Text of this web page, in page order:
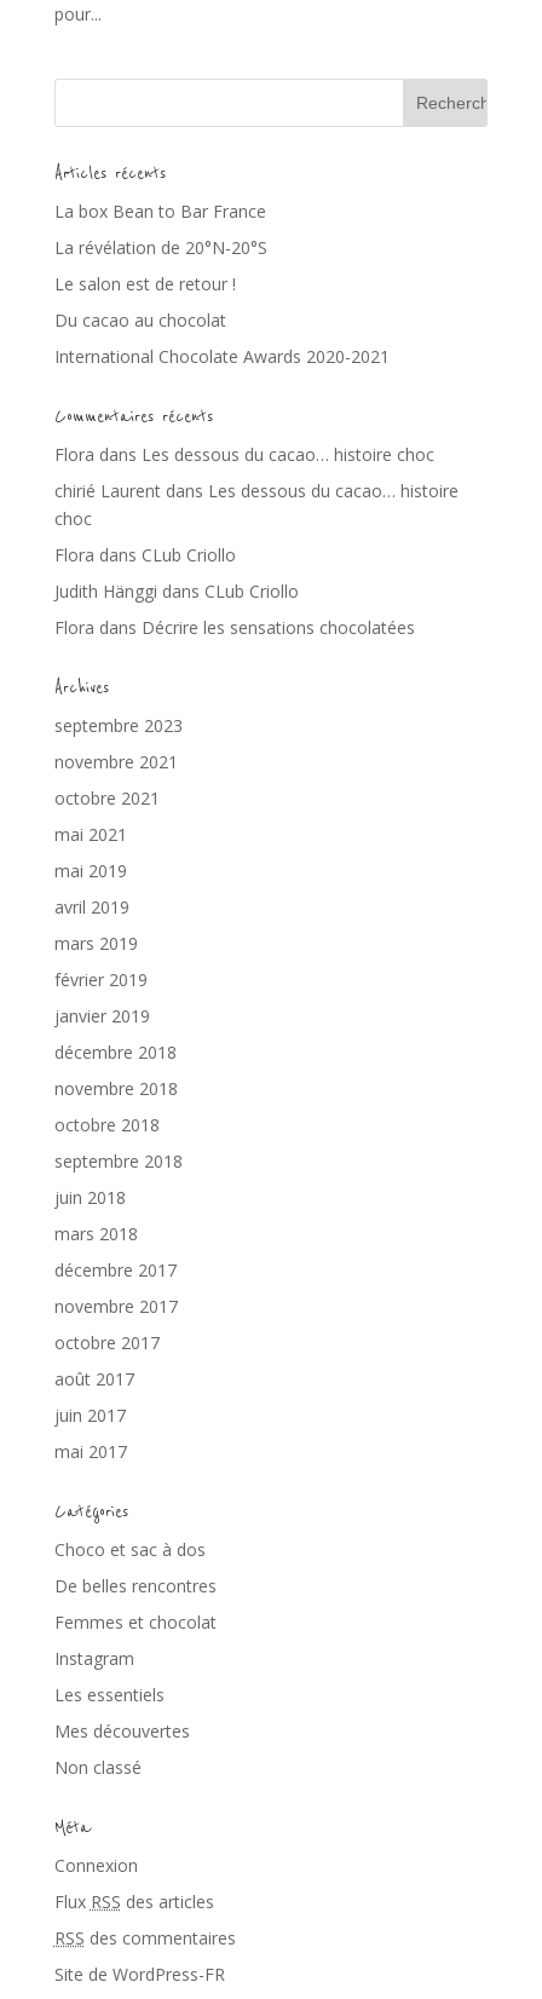
pour...
Articles récents
La box Bean to Bar France
La révélation de 20°N-20°S
Le salon est de retour !
Du cacao au chocolat
International Chocolate Awards 2020-2021
Commentaires récents
Flora dans Les dessous du cacao… histoire choc
chirié Laurentdans Les dessous du cacao… histoire
choc
Flora dans CLub Criollo
Judith Hänggi dans CLub Criollo
Flora dans Décrire les sensations chocolatées
Archives
septembre 2023
novembre 2021
octobre 2021
mai 2021
mai 2019
avril 2019
mars 2019
février 2019
janvier 2019
décembre 2018
novembre 2018
octobre 2018
septembre 2018
juin 2018
mars 2018
décembre 2017
novembre 2017
octobre 2017
août 2017
juin 2017
mai 2017
Catégories
Choco et sac à dos
De belles rencontres
Femmes et chocolat
Instagram
Les essentiels
Mes découvertes
Non classé
Méta
Connexion
Flux RSS des articles
RSS des commentaires
Site de WordPress-FR